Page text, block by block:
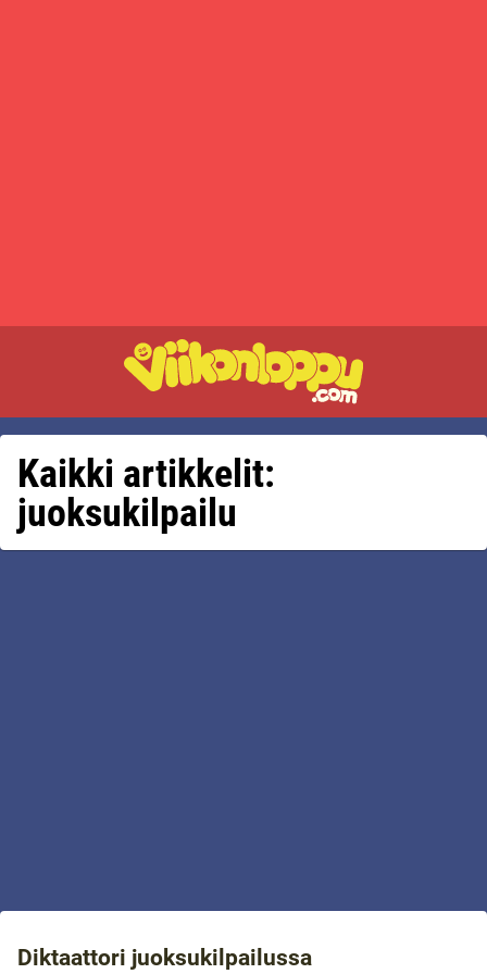
Kaikki artikkelit:
juoksukilpailu
Diktaattori juoksukilpailussa